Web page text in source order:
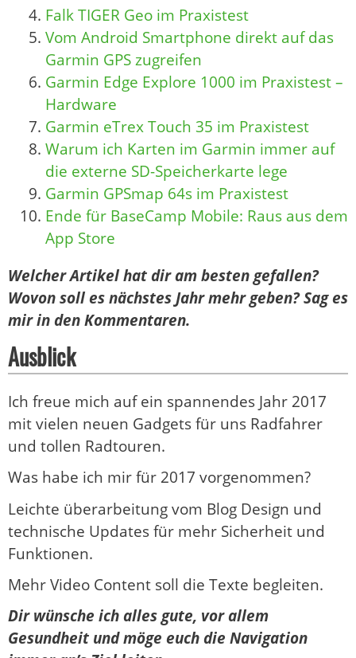
Falk TIGER Geo im Praxistest
Vom Android Smartphone direkt auf das
Garmin GPS zugreifen
Garmin Edge Explore 1000 im Praxistest –
Hardware
Garmin eTrex Touch 35 im Praxistest
Warum ich Karten im Garmin immer auf
die externe SD-Speicherkarte lege
Garmin GPSmap 64s im Praxistest
Ende für BaseCamp Mobile: Raus aus dem
App Store
Welcher Artikel hat dir am besten gefallen?
Wovon soll es nächstes Jahr mehr geben? Sag es
mir in den Kommentaren.
Ausblick
Ich freue mich auf ein spannendes Jahr 2017
mit vielen neuen Gadgets für uns Radfahrer
und tollen Radtouren.
Was habe ich mir für 2017 vorgenommen?
Leichte überarbeitung vom Blog Design und
technische Updates für mehr Sicherheit und
Funktionen.
Mehr Video Content soll die Texte begleiten.
Dir wünsche ich alles gute, vor allem
Gesundheit und möge euch die Navigation